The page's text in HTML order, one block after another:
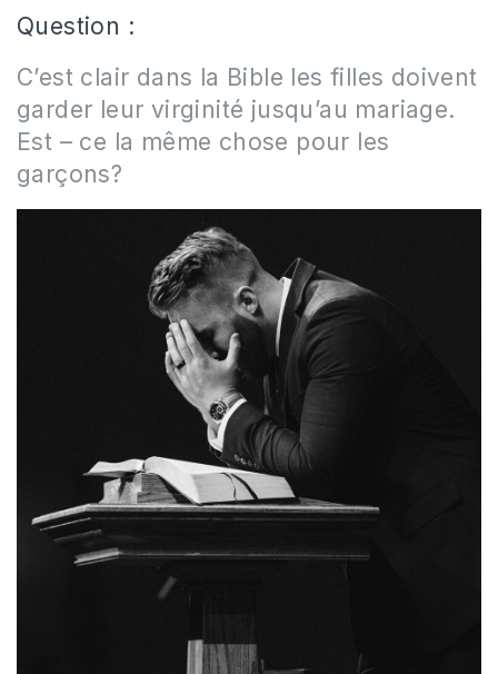
Question :
C’est clair dans la Bible les filles doivent
garder leur virginité jusqu’au mariage.
Est – ce la même chose pour les
garçons?